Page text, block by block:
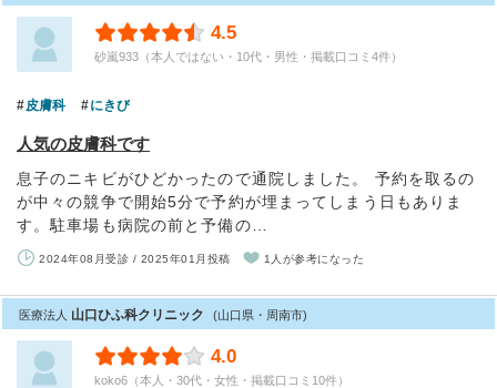
4.5
砂嵐933（本人ではない・10代・男性・掲載口コミ4件）
皮膚科 にきび
人気の皮膚科です
息子のニキビがひどかったので通院しました。 予約を取るの
が中々の競争で開始5分で予約が埋まってしまう日もありま
す。駐車場も病院の前と予備の…
2024年08月受診 / 2025年01月投稿 1人が参考になった
医療法人 山口ひふ科クリニック (山口県・周南市)
4.0
koko6（本人・30代・女性・掲載口コミ10件）